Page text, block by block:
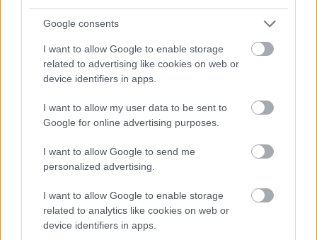
Google consents
I want to allow Google to enable storage
related to advertising like cookies on web or
device identifiers in apps.
I want to allow my user data to be sent to
Google for online advertising purposes.
I want to allow Google to send me
personalized advertising.
I want to allow Google to enable storage
related to analytics like cookies on web or
device identifiers in apps.
Támogasd adományoddal
a ManUtdFanatics.hu működését!
Kapcsolódó hírek
MICHAEL CARRICK